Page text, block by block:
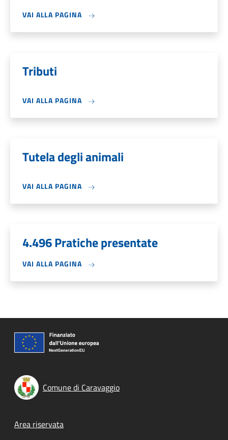
VAI ALLA PAGINA
Tributi
VAI ALLA PAGINA
Tutela degli animali
VAI ALLA PAGINA
4.496 Pratiche presentate
VAI ALLA PAGINA
Comune di Caravaggio
Footer menu
Area riservata